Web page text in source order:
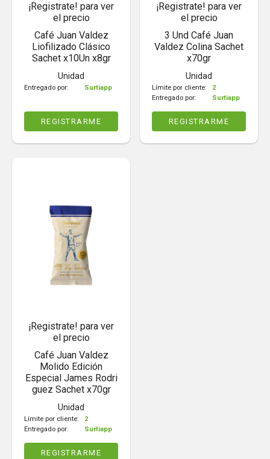
¡Registrate! para ver
el precio
Café Juan Valdez
Liofilizado Clásico
Sachet x10Un x8gr
Unidad
Entregado por: Surtiapp
REGISTRARME
¡Registrate! para ver
el precio
3 Und Café Juan
Valdez Colina Sachet
x70gr
Unidad
Límite por cliente:
2
Entregado por:
Surtiapp
REGISTRARME
¡Registrate! para ver
el precio
Café Juan Valdez
Molido Edición
Especial James Rodri
guez Sachet x70gr
Unidad
Límite por cliente:
2
Entregado por:
Surtiapp
REGISTRARME